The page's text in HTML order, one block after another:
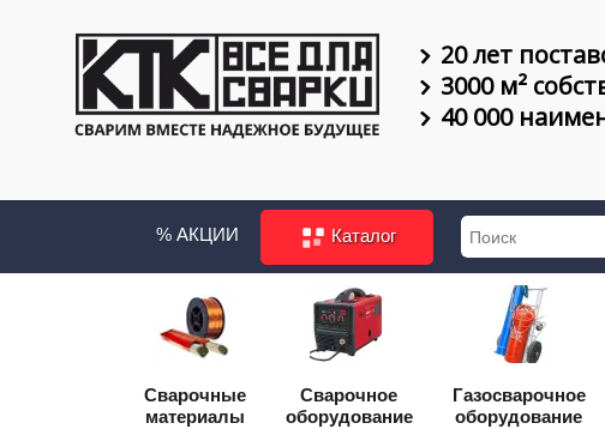
20 лет
3000 м²
40 000
% АКЦИИ Каталог
Сварочные
материалы
Сварочное
оборудование
Газосварочное
оборудование